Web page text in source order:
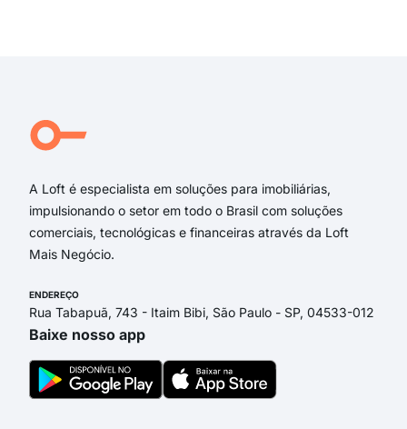
A Loft é especialista em soluções para imobiliárias,
impulsionando o setor em todo o Brasil com soluções
comerciais, tecnológicas e financeiras através da Loft
Mais Negócio.
ENDEREÇO
Rua Tabapuã, 743 - Itaim Bibi, São Paulo - SP, 04533-012
Baixe nosso app